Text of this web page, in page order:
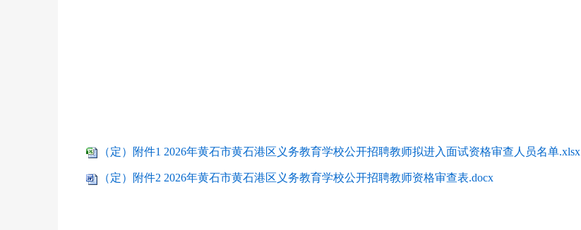
（定）附件1 2026年黄石市黄石港区义务教育学校公开招聘教师拟进入面试资格审查人员名单.xlsx
（定）附件2 2026年黄石市黄石港区义务教育学校公开招聘教师资格审查表.docx